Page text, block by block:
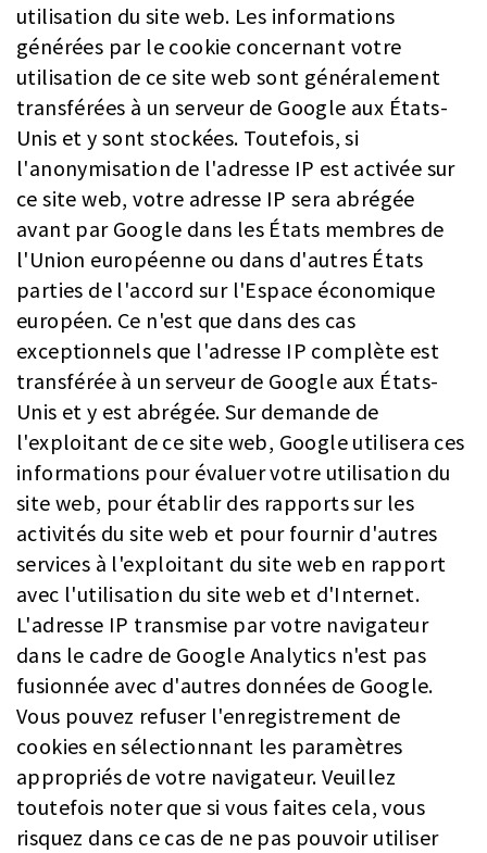
utilisation du site web. Les informations
générées par le cookie concernant votre
utilisation de ce site web sont généralement
transférées à un serveur de Google aux États-
Unis et y sont stockées. Toutefois, si
l'anonymisation de l'adresse IP est activée sur
ce site web, votre adresse IP sera abrégée
avant par Google dans les États membres de
l'Union européenne ou dans d'autres États
parties de l'accord sur l'Espace économique
européen. Ce n'est que dans des cas
exceptionnels que l'adresse IP complète est
transférée à un serveur de Google aux États-
Unis et y est abrégée. Sur demande de
l'exploitant de ce site web, Google utilisera ces
informations pour évaluer votre utilisation du
site web, pour établir des rapports sur les
activités du site web et pour fournir d'autres
services à l'exploitant du site web en rapport
avec l'utilisation du site web et d'Internet.
L'adresse IP transmise par votre navigateur
dans le cadre de Google Analytics n'est pas
fusionnée avec d'autres données de Google.
Vous pouvez refuser l'enregistrement de
cookies en sélectionnant les paramètres
appropriés de votre navigateur. Veuillez
toutefois noter que si vous faites cela, vous
risquez dans ce cas de ne pas pouvoir utiliser